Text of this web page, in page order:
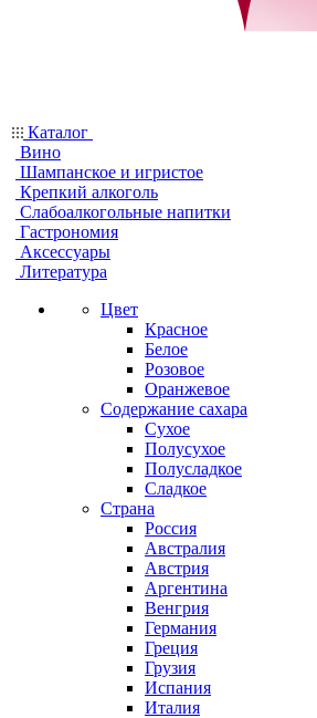
Каталог
Вино
Шампанское и игристое
Крепкий алкоголь
Слабоалкогольные напитки
Гастрономия
Аксессуары
Литература
Цвет
Красное
Белое
Розовое
Оранжевое
Содержание сахара
Сухое
Полусухое
Полусладкое
Сладкое
Страна
Россия
Австралия
Австрия
Аргентина
Венгрия
Германия
Греция
Грузия
Испания
Италия